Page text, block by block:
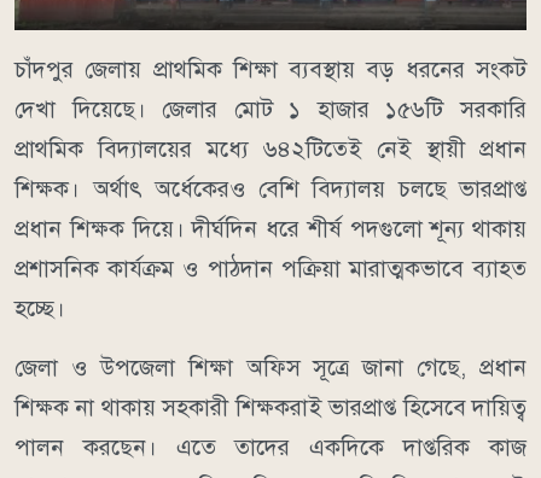
চাঁদপুর জেলায় প্রাথমিক শিক্ষা ব্যবস্থায় বড় ধরনের সংকট
দেখা দিয়েছে। জেলার মোট ১ হাজার ১৫৬টি সরকারি
প্রাথমিক বিদ্যালয়ের মধ্যে ৬৪২টিতেই নেই স্থায়ী প্রধান
শিক্ষক। অর্থাৎ অর্ধেকেরও বেশি বিদ্যালয় চলছে ভারপ্রাপ্ত
প্রধান শিক্ষক দিয়ে। দীর্ঘদিন ধরে শীর্ষ পদগুলো শূন্য থাকায়
প্রশাসনিক কার্যক্রম ও পাঠদান পক্রিয়া মারাত্মকভাবে ব্যাহত
হচ্ছে।
জেলা ও উপজেলা শিক্ষা অফিস সূত্রে জানা গেছে, প্রধান
শিক্ষক না থাকায় সহকারী শিক্ষকরাই ভারপ্রাপ্ত হিসেবে দায়িত্ব
পালন করছেন। এতে তাদের একদিকে দাপ্তরিক কাজ